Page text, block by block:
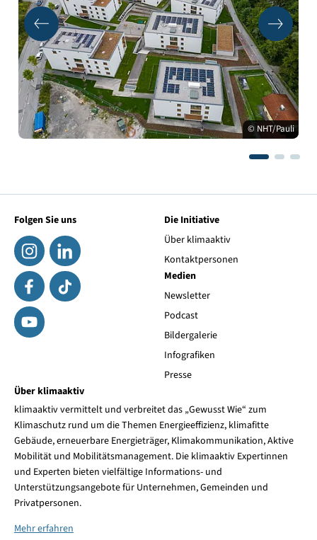
© NHT/Pauli
Folgen Sie uns
Die Initiative
Über klimaaktiv
Kontaktpersonen
Medien
Newsletter
Podcast
Bildergalerie
Infografiken
Presse
Über klimaaktiv
klimaaktiv vermittelt und verbreitet das „Gewusst Wie“ zum
Klimaschutz rund um die Themen Energieeffizienz, klimafitte
Gebäude, erneuerbare Energieträger, Klimakommunikation, Aktive
Mobilität und Mobilitätsmanagement. Die klimaaktiv Expertinnen
und Experten bieten vielfältige Informations- und
Unterstützungsangebote für Unternehmen, Gemeinden und
Privatpersonen.
Mehr erfahren